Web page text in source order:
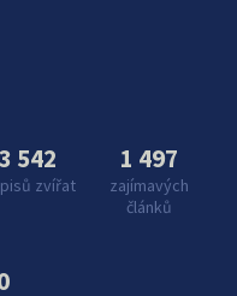
3 542
zvířat
1 497
zajímavých
článků